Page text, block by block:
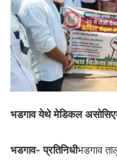
भडगाव येथे मेडिकल
भडगाव- प्रतिनिधीभडगाव